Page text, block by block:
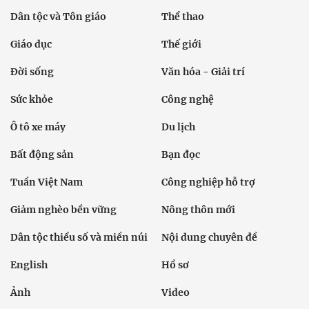
Dân tộc và Tôn giáo Thể thao
Giáo dục Thế giới
Đời sống Văn hóa - Giải trí
Sức khỏe Công nghệ
Ô tô xe máy Du lịch
Bất động sản Bạn đọc
Tuần Việt Nam Công nghiệp hỗ trợ
Giảm nghèo bền vững Nông thôn mới
Dân tộc thiểu số và miền núi Nội dung chuyên đề
English Hồ sơ
Ảnh Video